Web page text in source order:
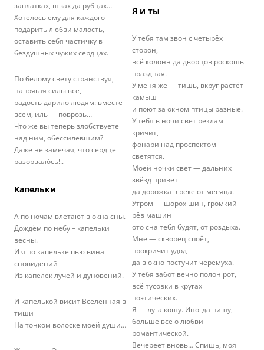
заплатках, швах да рубцах…
Хотелось ему для каждого
подарить любви малость,
оставить себя частичку в
бездушных чужих сердцах.
По белому свету странствуя,
напрягая силы все,
радость дарило людям: вместе
всем, иль — поврозь…
Что же вы теперь злобствуете
над ним, обессилевшим?
Даже не замечая, что сердце
разорвалóсь!..
Капельки
А по ночам влетают в окна сны.
Дождём по небу – капельки
весны.
И я по капельке пью вина
сновидений
Из капелек лучей и дуновений.
И капелькой висит Вселенная в
тиши
На тонком волоске моей души…
Я и ты
У тебя там звон с четырёх
сторон,
всё колонн да дворцов роскошь
праздная.
У меня же — тишь, вкруг растёт
камыш
и поют за окном птицы разные.
У тебя в ночи свет реклам
кричит,
фонари над проспектом
светятся.
Моей ночки свет — дальних
звёзд привет
да дорожка в реке от месяца.
Утром — шорох шин, громкий
рёв машин
ото сна тебя будят, от роздыха.
Мне — скворец споёт,
прокричит удод
да в окно постучит черёмуха.
У тебя забот вечно полон рот,
всё тусовки в кругах
поэтических.
Я — луга кошу. Иногда пишу,
больше всё о любви
романтической.
Вечереет вновь… Спишь, моя